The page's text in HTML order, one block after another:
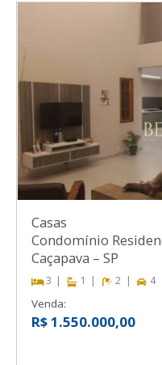
Casas
Condomínio
Caçapava – SP
3 1 2 4
Venda:
R$ 1.550.000,00